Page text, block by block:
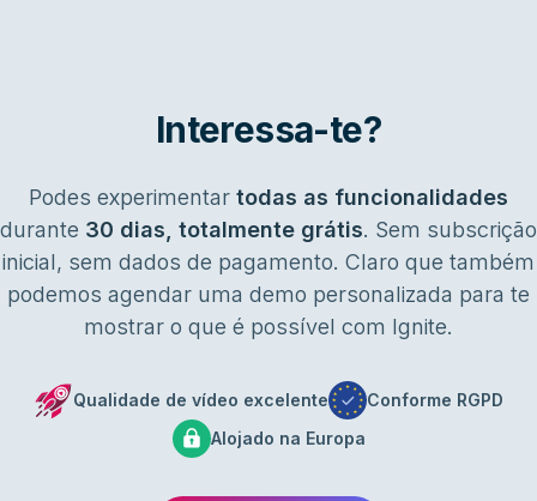
Interessa-te?
Podes experimentar todas as funcionalidades
durante 30 dias, totalmente grátis. Sem subscrição
inicial, sem dados de pagamento. Claro que também
podemos agendar uma demo personalizada para te
mostrar o que é possível com Ignite.
Qualidade de vídeo excelente
Conforme RGPD
Alojado na Europa